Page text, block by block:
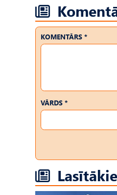
KOMENTĀRS *
VĀRDS *